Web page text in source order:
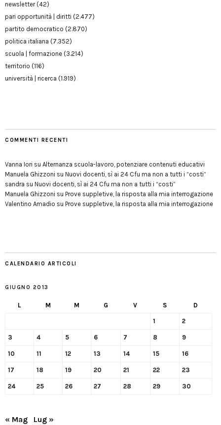
newsletter(42)
pari opportunità | diritti (2.477)
partito democratico (2.870)
politica italiana (7.352)
scuola | formazione (3.214)
territorio (116)
università | ricerca (1.919)
COMMENTI RECENTI
Vanna Iori su Alternanza scuola-lavoro, potenziare contenuti educativi
Manuela Ghizzoni su Nuovi docenti, sì ai 24 Cfu ma non a tutti i “costi”
sandra su Nuovi docenti, sì ai 24 Cfu ma non a tutti i “costi”
Manuela Ghizzoni su Prove suppletive, la risposta alla mia interrogazione
Valentino Amadio su Prove suppletive, la risposta alla mia interrogazione
CALENDARIO ARTICOLI
GIUGNO 2013
L M M G V S D
1 2
3 4 5 6 7 8 9
10 11 12 13 14 15 16
17 18 19 20 21 22 23
24 25 26 27 28 29 30
« Mag Lug »